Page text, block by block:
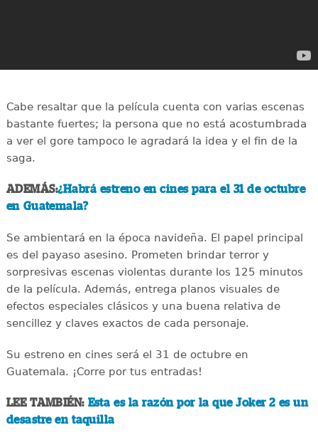
Cabe resaltar que la película cuenta con varias escenas
bastante fuertes; la persona que no está acostumbrada
a ver el gore tampoco le agradará la idea y el fin de la
saga.
ADEMÁS:¿Habrá estreno en cines para el 31 de octubre
en Guatemala?
Se ambientará en la época navideña. El papel principal
es del payaso asesino. Prometen brindar terror y
sorpresivas escenas violentas durante los 125 minutos
de la película. Además, entrega planos visuales de
efectos especiales clásicos y una buena relativa de
sencillez y claves exactos de cada personaje.
Su estreno en cines será el 31 de octubre en
Guatemala. ¡Corre por tus entradas!
LEE TAMBIÉN:Esta es la razón por la que Joker 2 es un
desastre en taquilla